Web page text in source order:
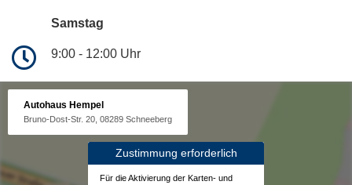
Samstag
9:00 - 12:00 Uhr
Autohaus Hempel
Bruno-Dost-Str. 20, 08289 Schneeberg
Zustimmung erforderlich
Für die Aktivierung der Karten- und